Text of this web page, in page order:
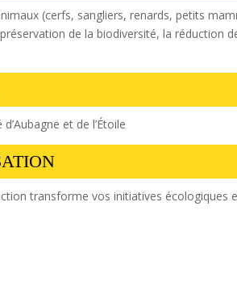
(cerfs, sangliers, renards, petits
de la biodiversité, la réduction
et de l’Étoile
transforme vos initiatives écologiques